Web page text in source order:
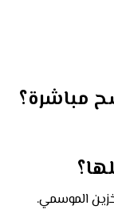
مباشرة؟
الموسمي.